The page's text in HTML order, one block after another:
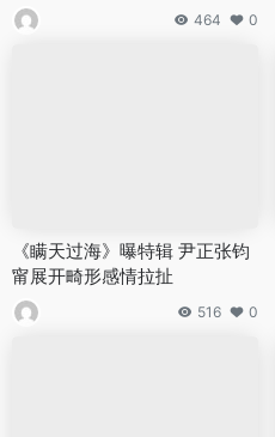
464 0
《瞒天过海》曝特辑 尹正张钧
甯展开畸形感情拉扯
516 0